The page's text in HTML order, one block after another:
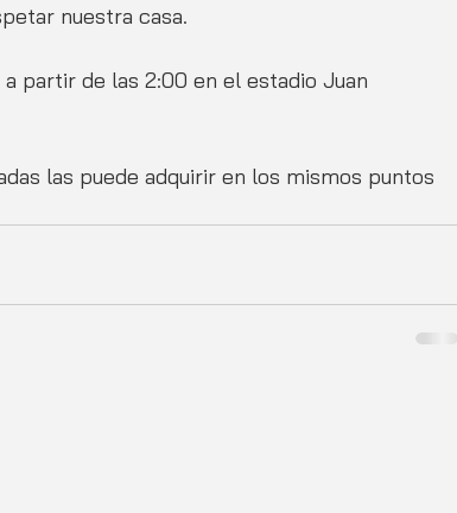
nuestra casa.
partir de las 2:00 en el estadio Juan
las puede adquirir en los mismos puntos